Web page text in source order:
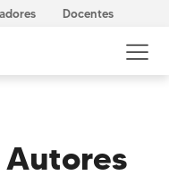
Docentes